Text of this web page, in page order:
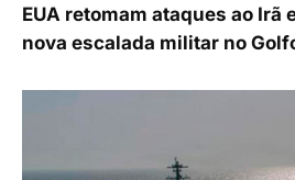
EUA retomam ataques ao Irã
nova escalada militar no